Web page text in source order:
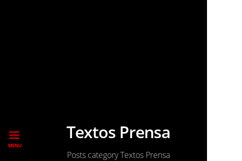
MENU
Textos Prensa
Posts category Textos Prensa